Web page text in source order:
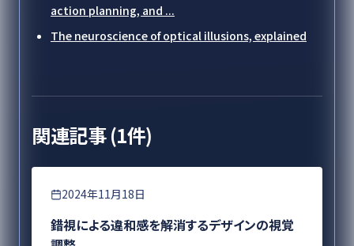
action planning, and ...
The neuroscience of optical illusions, explained
関連記事 (1件)
デザイン
2024年11月18日
錯視による違和感を解消するデザインの視覚